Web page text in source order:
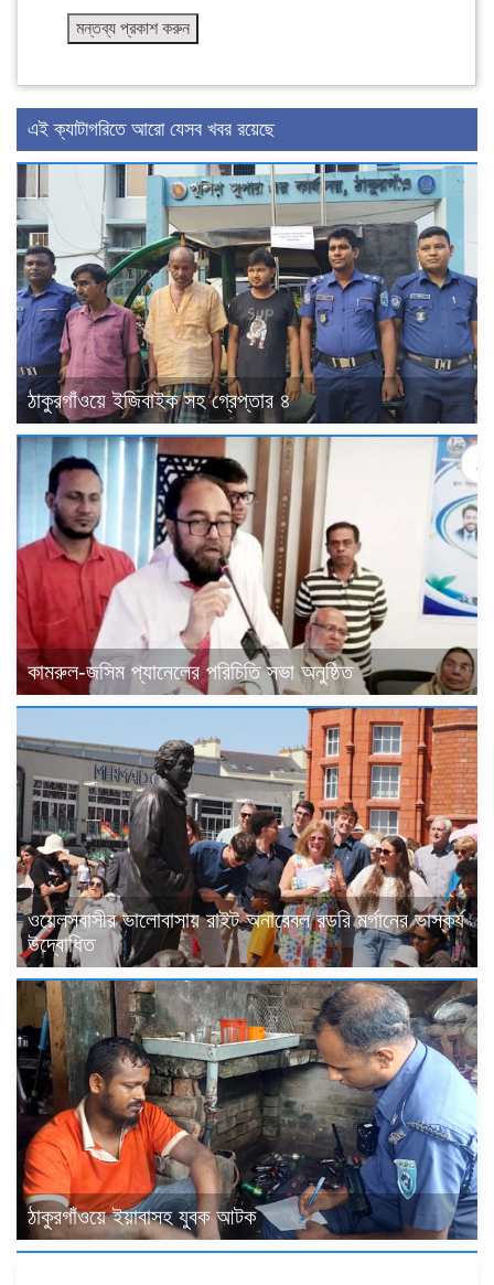
এই ক্যাটাগরিতে আরো যেসব খবর রয়েছে
ঠাকুরগাঁওয়ে ইজিবাইক সহ গ্রেপ্তার ৪
কামরুল-জসিম প্যানেলের পরিচিতি সভা অনুষ্ঠিত
ওয়েলসবাসীর ভালোবাসায় রাইট অনারেবল রডরি মর্গানের ভাস্কর্য
উদ্বোধিত
ঠাকুরগাঁওয়ে ইয়াবাসহ যুবক আটক